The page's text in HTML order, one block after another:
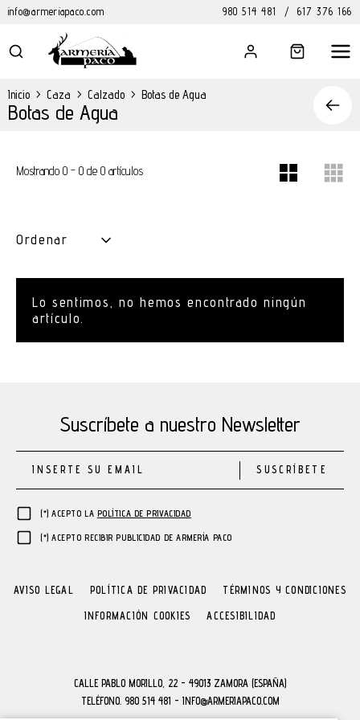
info@armeriapaco.com 980 514 481 / 617 376 166
Inicio > Caza > Calzado > Botas de Agua
Botas de Agua
Mostrando 0 - 0 de 0 artículos
Ordenar
Lo sentimos, no hemos encontrado ningún
artículo.
Suscríbete a nuestro Newsletter
(*) ACEPTO LA POLÍTICA DE PRIVACIDAD
(*) ACEPTO RECIBIR PUBLICIDAD DE ARMERÍA PACO
SUSCRÍBETE
AVISO LEGAL POLÍTICA DE PRIVACIDAD TÉRMINOS Y CONDICIONES
INFORMACIÓN COOKIES ACCESIBILIDAD
CALLE PABLO MORILLO, 22 - 49013 ZAMORA (ESPAÑA)
TELÉFONO. 980 514 481 - INFO@ARMERIAPACO.COM